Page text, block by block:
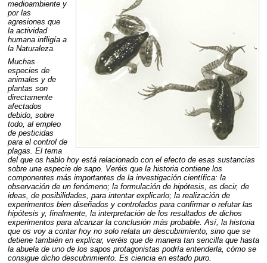
medioambiente y
por las
agresiones que
la actividad
humana infligía a
la Naturaleza.
Muchas
especies de
animales y de
plantas son
directamente
afectados
debido, sobre
todo, al empleo
de pesticidas
para el control de
plagas. El tema
del que os hablo hoy está relacionado con el efecto de esas sustancias
sobre una especie de sapo. Veréis que la historia contiene los
componentes más importantes de la investigación científica: la
observación de un fenómeno; la formulación de hipótesis, es decir, de
ideas, de posibilidades, para intentar explicarlo; la realización de
experimentos bien diseñados y controlados para confirmar o refutar las
hipótesis y, finalmente, la interpretación de los resultados de dichos
experimentos para alcanzar la conclusión más probable. Así, la historia
que os voy a contar hoy no solo relata un descubrimiento, sino que se
detiene también en explicar, veréis que de manera tan sencilla que hasta
la abuela de uno de los sapos protagonistas podría entenderla, cómo se
consigue dicho descubrimiento. Es ciencia en estado puro.